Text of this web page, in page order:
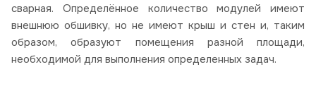
сварная. Определённое количество модулей имеют
внешнюю обшивку, но не имеют крыш и стен и, таким
образом, образуют помещения разной площади,
необходимой для выполнения определенных задач.